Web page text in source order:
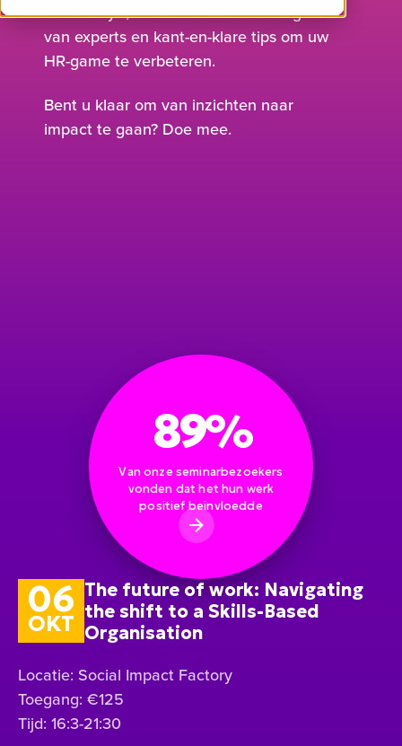
casestudy's, discussies onder leiding
van experts en kant-en-klare tips om uw
HR-game te verbeteren.
Bent u klaar om van inzichten naar
impact te gaan? Doe mee.
89%
Van onze seminarbezoekers
vonden dat het hun werk
positief beïnvloedde
06
OKT
The future of work: Navigating
the shift to a Skills-Based
Organisation
Locatie: Social Impact Factory
Toegang: €125
Tijd: 16:3-21:30